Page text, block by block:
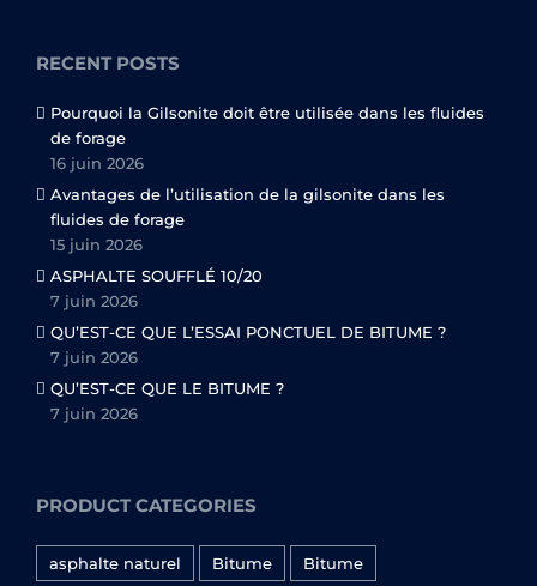
RECENT POSTS
Pourquoi la Gilsonite doit être utilisée dans les fluides
de forage
16 juin 2026
Avantages de l’utilisation de la gilsonite dans les
fluides de forage
15 juin 2026
ASPHALTE SOUFFLÉ 10/20
7 juin 2026
QU’EST-CE QUE L’ESSAI PONCTUEL DE BITUME ?
7 juin 2026
QU’EST-CE QUE LE BITUME ?
7 juin 2026
PRODUCT CATEGORIES
asphalte naturel Bitume Bitume